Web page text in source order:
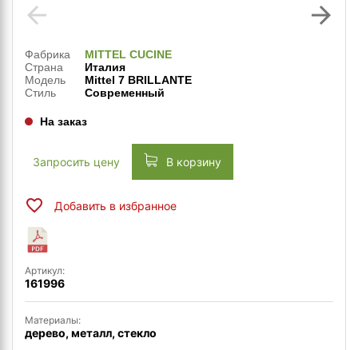
arrow_back arrow_forward
Фабрика
MITTEL CUCINE
Страна
Италия
Модель
Mittel 7 BRILLANTE
Стиль
Современный
На заказ
Запросить цену В корзину
Добавить в избранное
Артикул:
161996
Материалы:
дерево, металл, стекло